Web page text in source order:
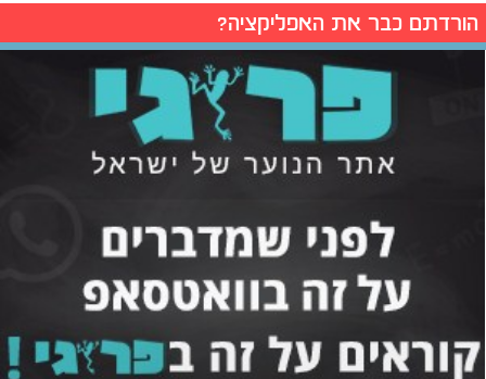
הורדתם כבר את האפליקציה?